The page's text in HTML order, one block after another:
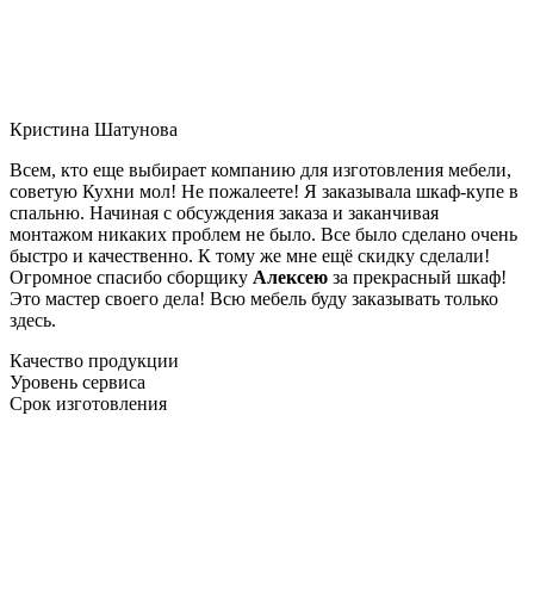
Кристина Шатунова
Всем, кто еще выбирает компанию для изготовления мебели,
советую Кухни мол! Не пожалеете! Я заказывала шкаф-купе в
спальню. Начиная с обсуждения заказа и заканчивая
монтажом никаких проблем не было. Все было сделано очень
быстро и качественно. К тому же мне ещё скидку сделали!
Огромное спасибо сборщику Алексею за прекрасный шкаф!
Это мастер своего дела! Всю мебель буду заказывать только
здесь.
Качество продукции
Уровень сервиса
Срок изготовления